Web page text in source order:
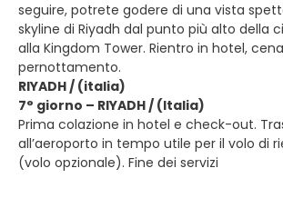
seguire, potrete godere di una vista
skyline di Riyadh dal punto più alto della
alla Kingdom Tower. Rientro in hotel,
pernottamento.
RIYADH / (italia)
7° giorno – RIYADH / (Italia)
Prima colazione in hotel e check-out.
all’aeroporto in tempo utile per il volo di
(volo opzionale). Fine dei servizi